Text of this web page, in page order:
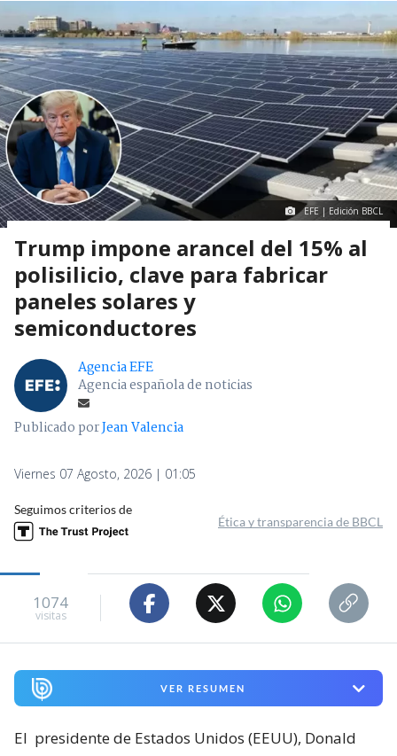
EFE | Edición BBCL
Trump impone arancel del 15% al
polisilicio, clave para fabricar
paneles solares y
semiconductores
Agencia EFE
Agencia española de noticias
Publicado porJean Valencia
Viernes 07 Agosto, 2026 | 01:05
Seguimos criterios de
Ética y transparencia de BBCL
1074
visitas
VER RESUMEN
El presidente de Estados Unidos (EEUU), Donald